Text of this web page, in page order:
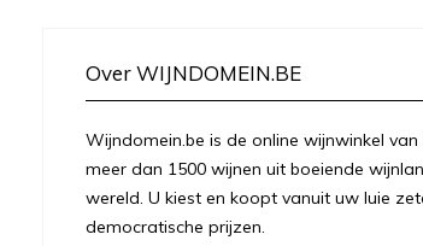
Over WIJNDOMEIN.BE
Wijndomein.be is de online wijnwinkel
meer dan 1500 wijnen uit boeiende
wereld. U kiest en koopt vanuit uw luie
democratische prijzen.